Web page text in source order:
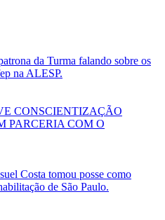
da Turma falando sobre os
na ALESP.
CONSCIENTIZAÇÃO
PARCERIA COM O
Costa tomou posse como
de São Paulo.